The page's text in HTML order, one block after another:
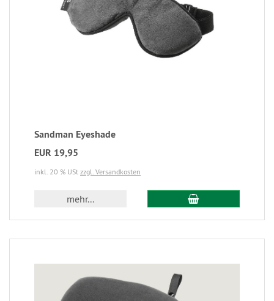
Sandman Eyeshade
EUR 19,95
inkl. 20 % USt zzgl. Versandkosten
mehr...